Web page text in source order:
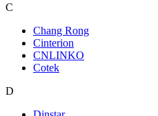
C
Chang Rong
Cinterion
CNLINKO
Cotek
D